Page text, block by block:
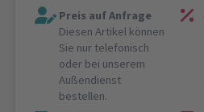
Preis auf Anfrage
Diesen Artikel können
Sie nur telefonisch
oder bei unserem
Außendienst
bestellen.